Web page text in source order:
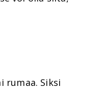
rumaa. Siksi